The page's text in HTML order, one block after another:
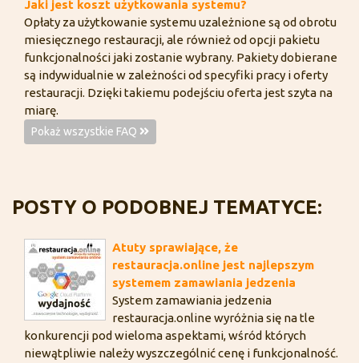
Jaki jest koszt użytkowania systemu?
Opłaty za użytkowanie systemu uzależnione są od obrotu
miesięcznego restauracji, ale również od opcji pakietu
funkcjonalności jaki zostanie wybrany. Pakiety dobierane
są indywidualnie w zależności od specyfiki pracy i oferty
restauracji. Dzięki takiemu podejściu oferta jest szyta na
miarę.
Pokaż wszystkie FAQ
POSTY O PODOBNEJ TEMATYCE:
Atuty sprawiające, że
restauracja.online jest najlepszym
systemem zamawiania jedzenia
System zamawiania jedzenia
restauracja.online wyróżnia się na tle
konkurencji pod wieloma aspektami, wśród których
niewątpliwie należy wyszczególnić cenę i funkcjonalność.